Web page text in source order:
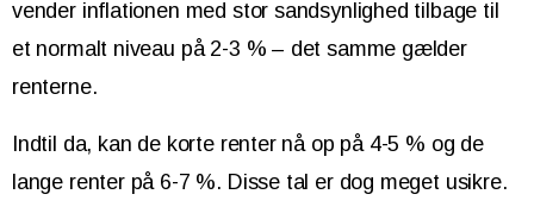
vender inflationen med stor sandsynlighed tilbage til
et normalt niveau på 2-3 % – det samme gælder
renterne.
Indtil da, kan de korte renter nå op på 4-5 % og de
lange renter på 6-7 %. Disse tal er dog meget usikre.